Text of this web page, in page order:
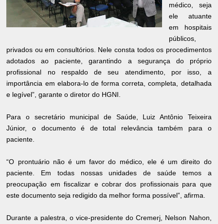
médico, seja
ele atuante
em hospitais
públicos,
privados ou em consultórios. Nele consta todos os procedimentos
adotados ao paciente, garantindo a segurança do próprio
profissional no respaldo de seu atendimento, por isso, a
importância em elabora-lo de forma correta, completa, detalhada
e legível”, garante o diretor do HGNI.
Para o secretário municipal de Saúde, Luiz Antônio Teixeira
Júnior, o documento é de total relevância também para o
paciente.
“O prontuário não é um favor do médico, ele é um direito do
paciente. Em todas nossas unidades de saúde temos a
preocupação em fiscalizar e cobrar dos profissionais para que
este documento seja redigido da melhor forma possível”, afirma.
Durante a palestra, o vice-presidente do Cremerj, Nelson Nahon,